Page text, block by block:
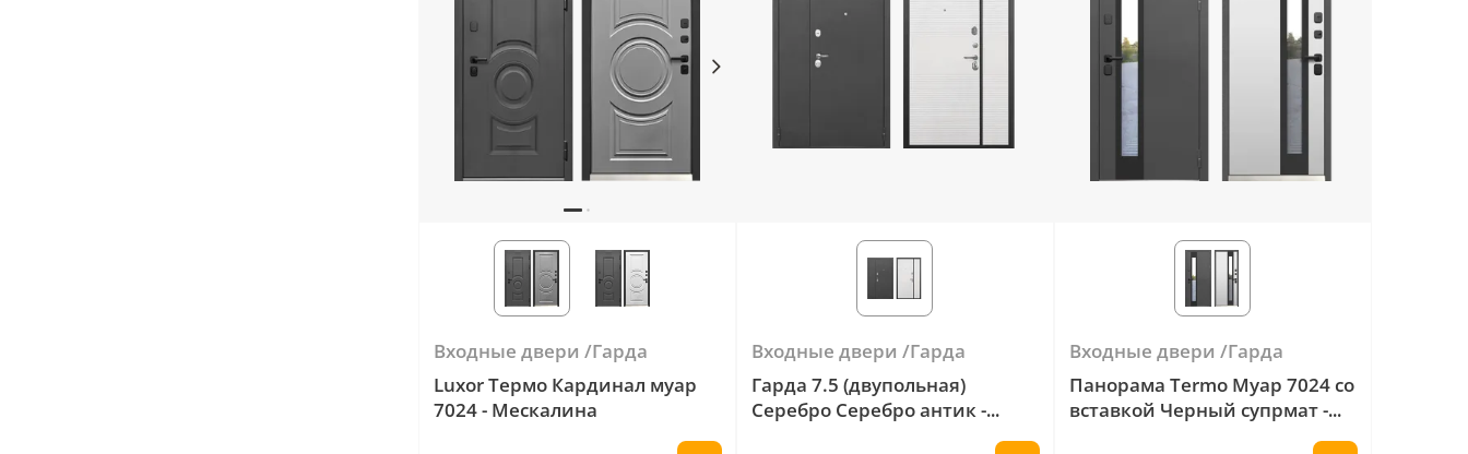
Входные двери
Гарда
Luxor Термо Кардинал муар
7024 - Мескалина
Входные двери
Гарда
Гарда 7.5 (двупольная)
Серебро Серебро антик -
Входные двери
Гарда
Панорама Termo Муар 7024 со
вставкой Черный супрмат -
Эмалит белый + прижимная